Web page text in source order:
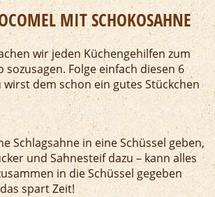
MIT SCHOKOSAHNE
wir jeden Küchengehilfen zum
sozusagen. Folge einfach diesen 6
dem schon ein gutes Stückchen
Schlagsahne in eine Schüssel geben,
und Sahnesteif dazu – kann alles
in die Schüssel gegeben
spart Zeit!